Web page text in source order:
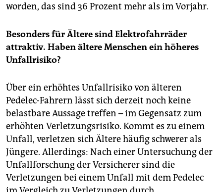
worden, das sind 36 Prozent mehr als im Vorjahr.
Besonders für Ältere sind Elektrofahrräder
attraktiv. Haben ältere Menschen ein höheres
Unfallrisiko?
Über ein erhöhtes Unfallrisiko von älteren
Pedelec-Fahrern lässt sich derzeit noch keine
belastbare Aussage treffen – im Gegensatz zum
erhöhten Verletzungsrisiko. Kommt es zu einem
Unfall, verletzen sich Ältere häufig schwerer als
Jüngere. Allerdings: Nach einer Untersuchung der
Unfallforschung der Versicherer sind die
Verletzungen bei einem Unfall mit dem Pedelec